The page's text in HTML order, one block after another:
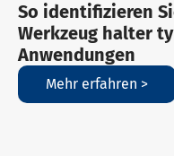
So identifizieren
Werkzeug halter
Anwendungen
Mehr erfahren >